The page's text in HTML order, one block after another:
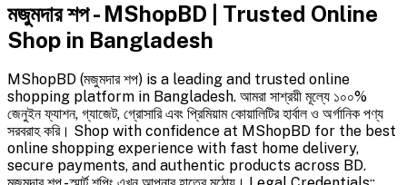
মজুমদার শপ - MShopBD | Trusted Online
Shop in Bangladesh
MShopBD (মজুমদার শপ) is a leading and trusted online
shopping platform in Bangladesh. আমরা সাশ্রয়ী মূল্যে ১০০%
জেনুইন ফ্যাশন, গ্যাজেট, গ্রোসারি এবং প্রিমিয়াম কোয়ালিটির হার্বাল ও অর্গানিক পণ্য
সরবরাহ করি। Shop with confidence at MShopBD for the best
online shopping experience with fast home delivery,
secure payments, and authentic products across BD.